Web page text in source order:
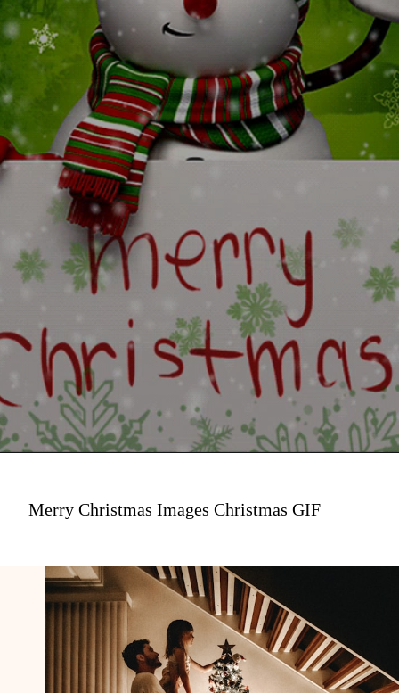
Merry Christmas Images Christmas GIF